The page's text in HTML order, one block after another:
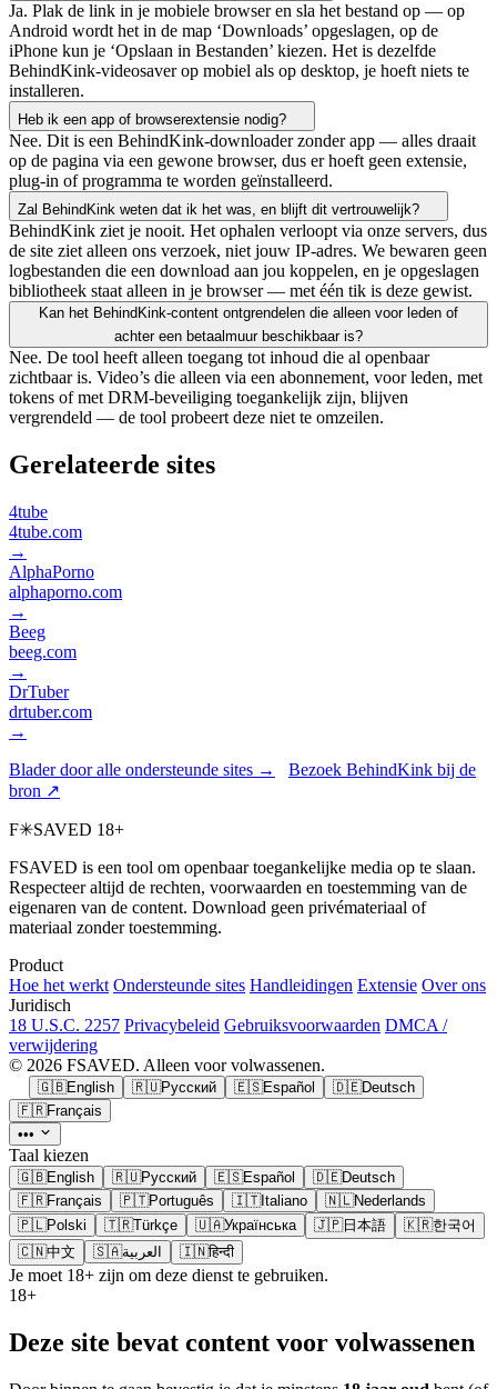
Ja. Plak de link in je mobiele browser en sla het bestand op — op
Android wordt het in de map ‘Downloads’ opgeslagen, op de
iPhone kun je ‘Opslaan in Bestanden’ kiezen. Het is dezelfde
BehindKink-videosaver op mobiel als op desktop, je hoeft niets te
installeren.
Heb ik een app of browserextensie nodig?
Nee. Dit is een BehindKink-downloader zonder app — alles draait
op de pagina via een gewone browser, dus er hoeft geen extensie,
plug-in of programma te worden geïnstalleerd.
Zal BehindKink weten dat ik het was, en blijft dit vertrouwelijk?
BehindKink ziet je nooit. Het ophalen verloopt via onze servers, dus
de site ziet alleen ons verzoek, niet jouw IP-adres. We bewaren geen
logbestanden die een download aan jou koppelen, en je opgeslagen
bibliotheek staat alleen in je browser — met één tik is deze gewist.
Kan het BehindKink-content ontgrendelen die alleen voor leden of
achter een betaalmuur beschikbaar is?
Nee. De tool heeft alleen toegang tot inhoud die al openbaar
zichtbaar is. Video’s die alleen via een abonnement, voor leden, met
tokens of met DRM-beveiliging toegankelijk zijn, blijven
vergrendeld — de tool probeert deze niet te omzeilen.
Gerelateerde sites
4tube
4tube.com
→
AlphaPorno
alphaporno.com
→
Beeg
beeg.com
→
DrTuber
drtuber.com
→
Blader door alle ondersteunde sites →
Bezoek BehindKink bij de
bron ↗
F✳SAVED 18+
FSAVED is een tool om openbaar toegankelijke media op te slaan.
Respecteer altijd de rechten, voorwaarden en toestemming van de
eigenaren van de content. Download geen privémateriaal of
materiaal zonder toestemming.
Product
Hoe het werkt Ondersteunde sites Handleidingen Extensie Over ons
Juridisch
18 U.S.C. 2257 Privacybeleid Gebruiksvoorwaarden DMCA /
verwijdering
© 2026 FSAVED. Alleen voor volwassenen.
🇬🇧English 🇷🇺Русский 🇪🇸Español 🇩🇪Deutsch
🇫🇷Français
•••
Taal kiezen
🇬🇧English 🇷🇺Русский 🇪🇸Español 🇩🇪Deutsch
🇫🇷Français 🇵🇹Português 🇮🇹Italiano 🇳🇱Nederlands
🇵🇱Polski 🇹🇷Türkçe 🇺🇦Українська 🇯🇵日本語 🇰🇷한국어
🇨🇳中文 🇸🇦العربية 🇮🇳हिन्दी
Je moet 18+ zijn om deze dienst te gebruiken.
18+
Deze site bevat content voor volwassenen